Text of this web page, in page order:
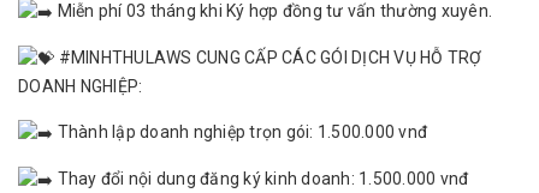
Miễn phí 03 tháng khi Ký hợp đồng tư vấn thường xuyên.
#MINHTHULAWS CUNG CẤP CÁC GÓI DỊCH VỤ HỖ TRỢ
DOANH NGHIỆP:
Thành lập doanh nghiệp trọn gói: 1.500.000 vnđ
Thay đổi nội dung đăng ký kinh doanh: 1.500.000 vnđ